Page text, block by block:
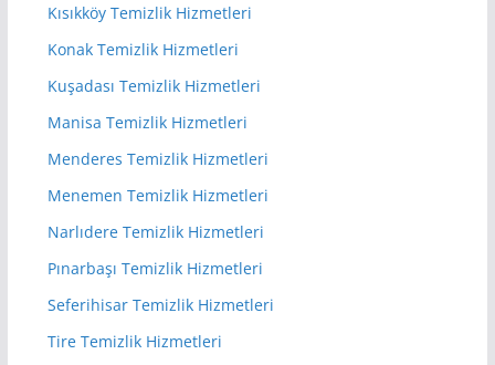
Kısıkköy Temizlik Hizmetleri
Konak Temizlik Hizmetleri
Kuşadası Temizlik Hizmetleri
Manisa Temizlik Hizmetleri
Menderes Temizlik Hizmetleri
Menemen Temizlik Hizmetleri
Narlıdere Temizlik Hizmetleri
Pınarbaşı Temizlik Hizmetleri
Seferihisar Temizlik Hizmetleri
Tire Temizlik Hizmetleri